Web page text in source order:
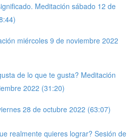
Meditación sábado 12 de
miércoles 9 de noviembre 2022
de lo que te gusta? Meditación
2022 (31:20)
28 de octubre 2022 (63:07)
realmente quieres lograr? Sesión de